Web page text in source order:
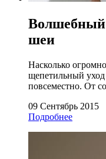
Волшебный
шеи
Насколько
щепетильный уход
повсеместно. От
09 Сентябрь 2015
Подробнее